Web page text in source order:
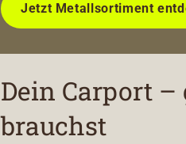
Jetzt Metallsortiment
Dein Carport –
brauchst